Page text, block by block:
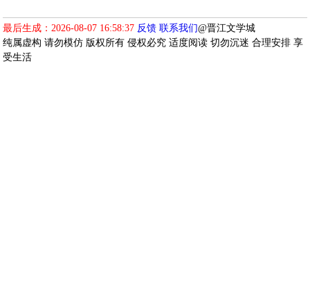
最后生成：2026-08-07 16:58:37 反馈 联系我们@晋江文学城
纯属虚构 请勿模仿 版权所有 侵权必究 适度阅读 切勿沉迷 合理安排 享
受生活